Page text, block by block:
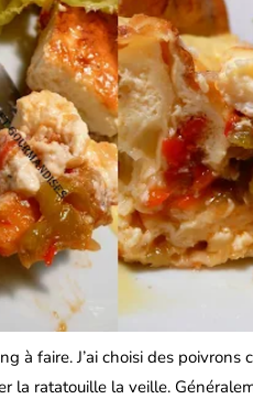
à faire.J’ai choisi des poivrons
la ratatouille la veille.